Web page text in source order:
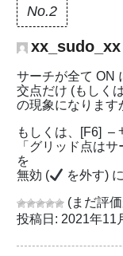
No.2
xx_sudo_xx
サーチが全て ON
交点だけ (もしく
の現象になります
もしくは、[F6] –
「グリッド点は
を
無効 (
を外す)
(まだ評
投稿日: 2021年11